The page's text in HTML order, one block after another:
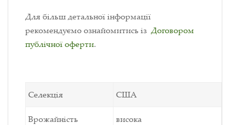
Для більш детальної інформації
рекомендуємо ознайомитись із Договором
публічної оферти.
Селекція США
Врожайність висока